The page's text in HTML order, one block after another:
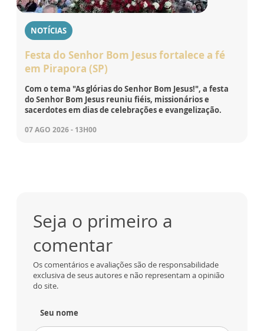
NOTÍCIAS
Festa do Senhor Bom Jesus fortalece a fé
em Pirapora (SP)
Com o tema "As glórias do Senhor Bom Jesus!", a festa
do Senhor Bom Jesus reuniu fiéis, missionários e
sacerdotes em dias de celebrações e evangelização.
07 AGO 2026 - 13H00
Seja o primeiro a
comentar
Os comentários e avaliações são de responsabilidade
exclusiva de seus autores e não representam a opinião
do site.
Seu nome